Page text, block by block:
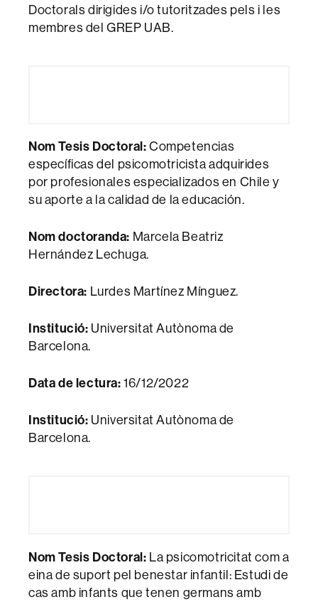
Doctorals dirigides i/o tutoritzades pels i les
membres del GREP UAB.
Nom Tesis Doctoral: Competencias
específicas del psicomotricista adquirides
por profesionales especializados en Chile y
su aporte a la calidad de la educación.
Nom doctoranda: Marcela Beatriz
Hernández Lechuga.
Directora: Lurdes Martínez Mínguez.
Institució: Universitat Autònoma de
Barcelona.
Data de lectura: 16/12/2022
Institució: Universitat Autònoma de
Barcelona.
Nom Tesis Doctoral: La psicomotricitat com a
eina de suport pel benestar infantil: Estudi de
cas amb infants que tenen germans amb